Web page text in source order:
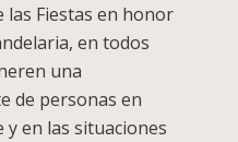
las Fiestas en honor
en todos
una
de personas en
en las situaciones